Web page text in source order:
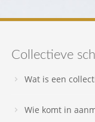
De minnelijke
De gerechtelijke
Collectieve
Wat is een
Wie komt in